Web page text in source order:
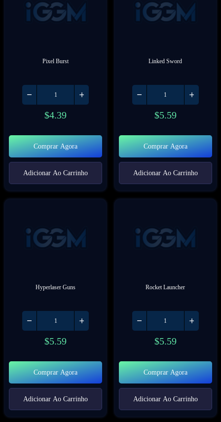
Pixel Burst
$4.39
Comprar Agora
Adicionar Ao Carrinho
Linked Sword
$5.59
Comprar Agora
Adicionar Ao Carrinho
Hyperlaser Guns
$5.59
Comprar Agora
Adicionar Ao Carrinho
Rocket Launcher
$5.59
Comprar Agora
Adicionar Ao Carrinho